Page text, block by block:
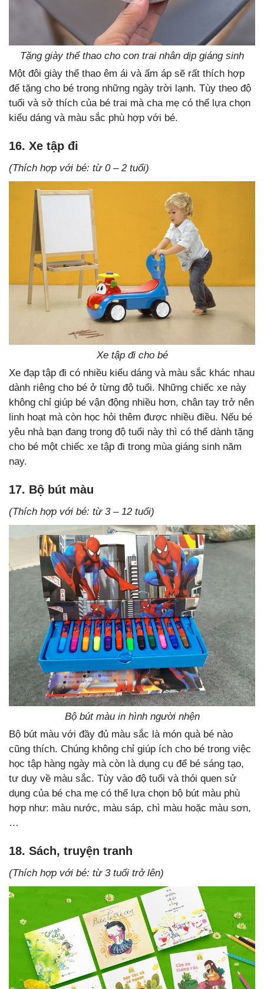
Tặng giày thể thao cho con trai nhân dịp giáng sinh
Một đôi giày thể thao êm ái và ấm áp sẽ rất thích hợp
để tặng cho bé trong những ngày trời lạnh. Tùy theo độ
tuổi và sở thích của bé trai mà cha mẹ có thể lựa chọn
kiểu dáng và màu sắc phù hợp với bé.
16. Xe tập đi
(Thích hợp với bé: từ 0 – 2 tuổi)
Xe tập đi cho bé
Xe đạp tập đi có nhiều kiểu dáng và màu sắc khác nhau
dành riêng cho bé ở từng độ tuổi. Những chiếc xe này
không chỉ giúp bé vận động nhiều hơn, chân tay trở nên
linh hoạt mà còn học hỏi thêm được nhiều điều. Nếu bé
yêu nhà bạn đang trong độ tuổi này thì có thể dành tặng
cho bé một chiếc xe tập đi trong mùa giáng sinh năm
nay.
17. Bộ bút màu
(Thích hợp với bé: từ 3 – 12 tuổi)
Bộ bút màu in hình người nhện
Bộ bút màu với đầy đủ màu sắc là món quà bé nào
cũng thích. Chúng không chỉ giúp ích cho bé trong việc
học tập hàng ngày mà còn là dụng cụ để bé sáng tạo,
tư duy về màu sắc. Tùy vào độ tuổi và thói quen sử
dụng của bé cha mẹ có thể lựa chọn bộ bút màu phù
hợp như: màu nước, màu sáp, chì màu hoặc màu sơn,
…
18. Sách, truyện tranh
(Thích hợp với bé: từ 3 tuổi trở lên)